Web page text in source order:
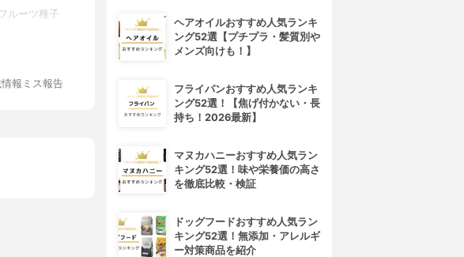
ルーツ種子
報ミス報告
ヘアオイルおすすめ人気ランキ
ング52選【プチプラ・髪質別や
メンズ向けも！】
フライパンおすすめ人気ランキ
ング52選！【焦げ付かない・長
持ち！2026最新】
マヌカハニーおすすめ人気ラン
キング52選！味や栄養価の高さ
を徹底比較・検証
ドッグフードおすすめ人気ラン
キング52選！無添加・アレルギ
ー対策商品を紹介